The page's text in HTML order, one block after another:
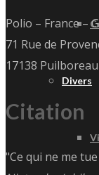
Divers
Polio – France –
71 Rue de
17138 Puilboreau
Citation
"Ce qui ne me